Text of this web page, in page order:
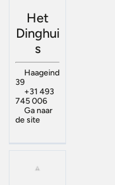
Het
Dinghui
s
Haageind
39
+31 493
745 006
Ga naar
de site